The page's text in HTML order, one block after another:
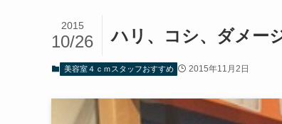
ハリ、コシ、ダメー
2015
10/26
美容室４ｃｍスタッフおすすめ 2015年11月2日